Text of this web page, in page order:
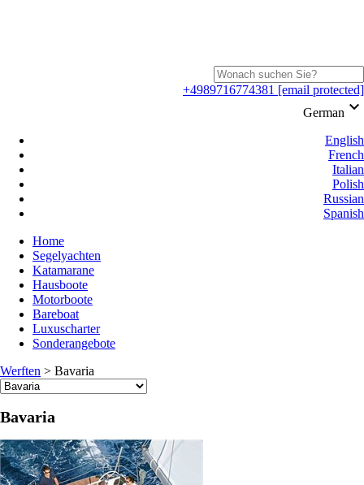
+4989716774381 [email protected]
German keyboard_arrow_down
English
French
Italian
Polish
Russian
Spanish
Home
Segelyachten
Katamarane
Hausboote
Motorboote
Bareboat
Luxuscharter
Sonderangebote
Werften > Bavaria
Bavaria